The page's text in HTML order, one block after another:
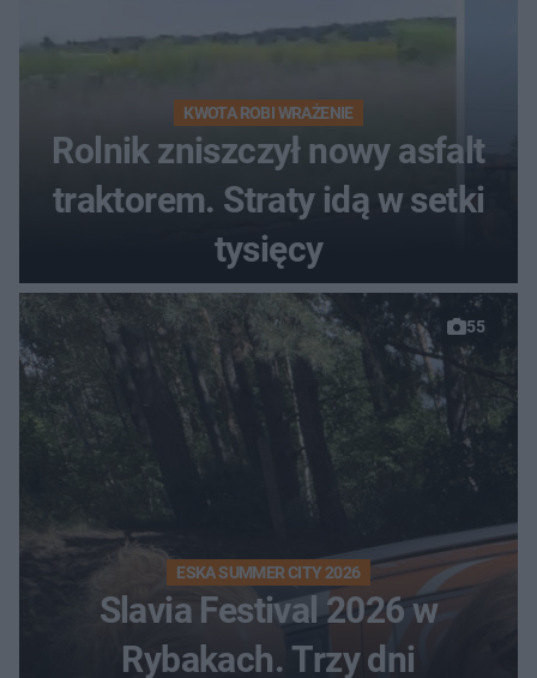
KWOTA ROBI WRAŻENIE
Rolnik zniszczył nowy asfalt
traktorem. Straty idą w setki
tysięcy
55
ESKA SUMMER CITY 2026
Slavia Festival 2026 w
Rybakach. Trzy dni